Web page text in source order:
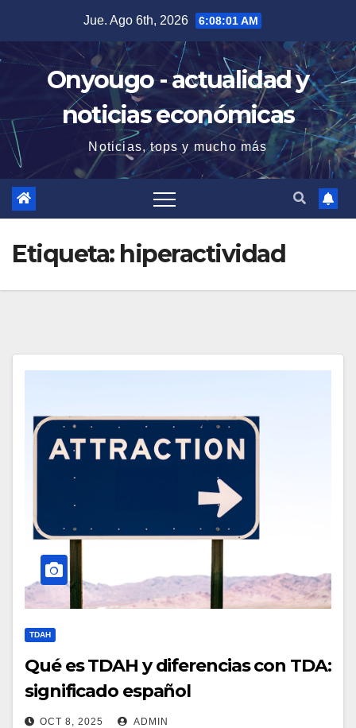
contenido
Jue. Ago 6th, 2026 6:08:01 AM
Onyougo - actualidad y
noticias económicas
Noticias, tops y mucho más
Etiqueta: hiperactividad
TDAH
Qué es TDAH y diferencias con TDA:
significado español
OCT 8, 2025 ADMIN